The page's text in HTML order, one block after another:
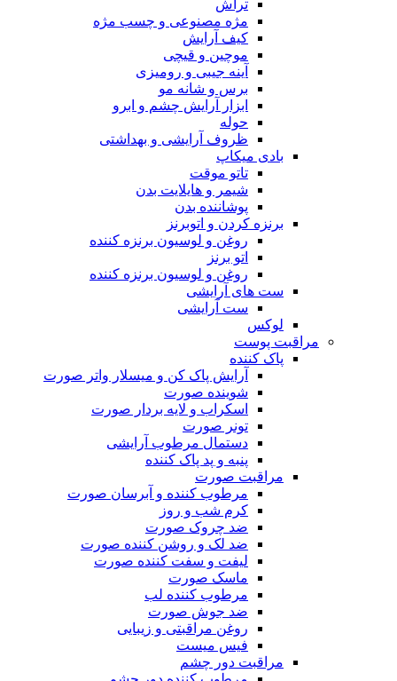
تراش
مژه مصنوعی و چسب مژه
کیف آرایش
موچین و قیچی
آینه جیبی و رومیزی
برس و شانه مو
ابزار آرایش چشم و ابرو
حوله
ظروف آرایشی و بهداشتی
بادی میکاپ
تاتو موقت
شیمر و هایلایت بدن
پوشاننده بدن
برنزه کردن و اتوبرنز
روغن و لوسیون برنزه کننده
اتو برنز
روغن و لوسیون برنزه کننده
ست های آرایشی
ست آرایشی
لوکس
مراقبت پوست
پاک کننده
آرایش پاک کن و میسلار واتر صورت
شوینده صورت
اسکراب و لایه بردار صورت
تونر صورت
دستمال مرطوب آرایشی
پنبه و پد پاک کننده
مراقبت صورت
مرطوب کننده و آبرسان صورت
کرم شب و روز
ضد چروک صورت
ضد لک و روشن کننده صورت
لیفت و سفت کننده صورت
ماسک صورت
مرطوب کننده لب
ضد جوش صورت
روغن مراقبتی و زیبایی
فیس میست
مراقبت دور چشم